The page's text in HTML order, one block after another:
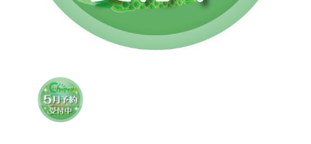
景品・玩具・文具
販促用カプセルトイ